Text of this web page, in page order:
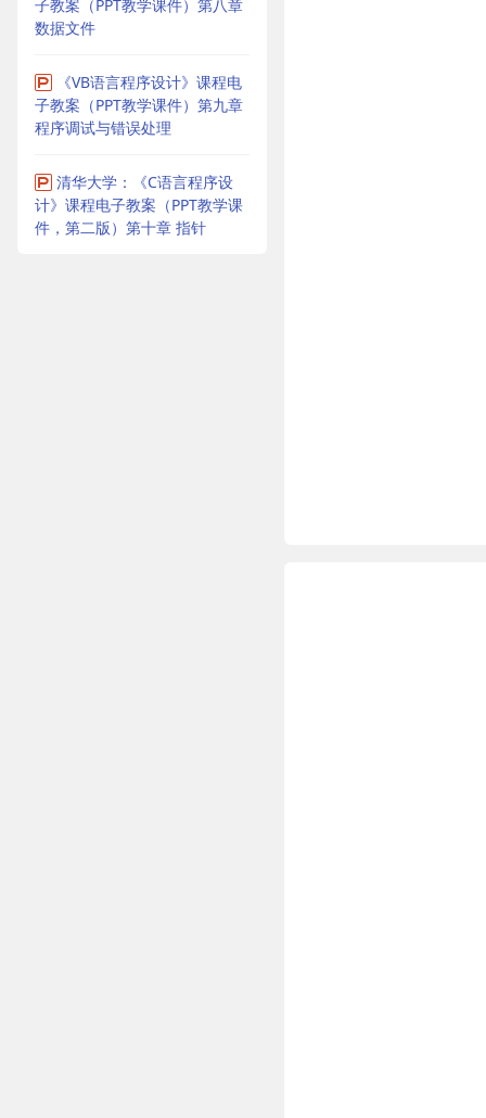
子教案（PPT教学课件）第八章
数据文件
《VB语言程序设计》课程电
子教案（PPT教学课件）第九章
程序调试与错误处理
清华大学：《C语言程序设
计》课程电子教案（PPT教学课
件，第二版）第十章 指针